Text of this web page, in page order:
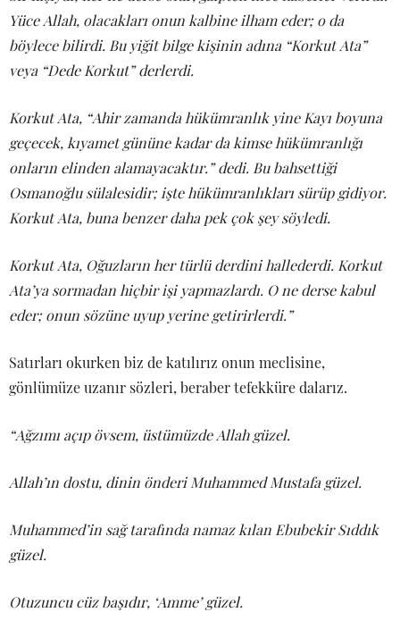
Yüce Allah, olacakları onun kalbine ilham eder; o da
böylece bilirdi. Bu yiğit bilge kişinin adına “Korkut Ata”
veya “Dede Korkut” derlerdi.
Korkut Ata, “Ahir zamanda hükümranlık yine Kayı boyuna
geçecek, kıyamet gününe kadar da kimse hükümranlığı
onların elinden alamayacaktır.” dedi. Bu bahsettiği
Osmanoğlu sülalesidir; işte hükümranlıkları sürüp gidiyor.
Korkut Ata, buna benzer daha pek çok şey söyledi.
Korkut Ata, Oğuzların her türlü derdini hallederdi. Korkut
Ata’ya sormadan hiçbir işi yapmazlardı. O ne derse kabul
eder; onun sözüne uyup yerine getirirlerdi.”
Satırları okurken biz de katılırız onun meclisine,
gönlümüze uzanır sözleri, beraber tefekküre dalarız.
“Ağzımı açıp övsem, üstümüzde Allah güzel.
Allah’ın dostu, dinin önderi Muhammed Mustafa güzel.
Muhammed’in sağ tarafında namaz kılan Ebubekir Sıddık
güzel.
Otuzuncu cüz başıdır, ‘Amme’ güzel.